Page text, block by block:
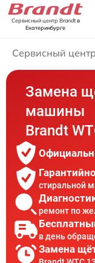
Сервисный центр Brandtв
Екатеринбурге
Сервисный
Замена
машины
Brandt
стиральной
ремонт по
в день
Замена